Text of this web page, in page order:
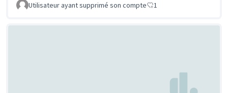
Utilisateur ayant supprimé son compte 1